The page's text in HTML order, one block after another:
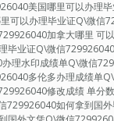
美国哪里可以办理
可以办理毕业证Q\微信
加拿大哪里 可
毕业证Q\微信
理水印成绩单Q\微信
多伦多办理成绩单
修改成绩 单分
729926040如何拿到国